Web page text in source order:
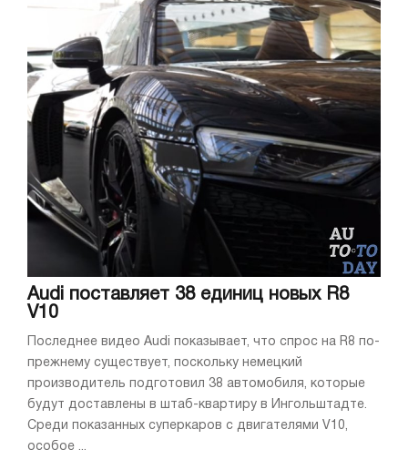
Audi поставляет 38 единиц новых R8
V10
Последнее видео Audi показывает, что спрос на R8 по-
прежнему существует, поскольку немецкий
производитель подготовил 38 автомобиля, которые
будут доставлены в штаб-квартиру в Ингольштадте.
Среди показанных суперкаров с двигателями V10,
особое ...